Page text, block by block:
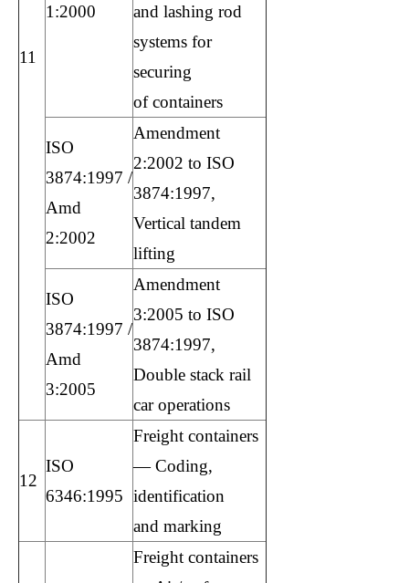
11
1:2000
and lashing rod
systems for
securing
of containers
ISO
3874:1997 /
Amd
2:2002
Amendment
2:2002 to ISO
3874:1997,
Vertical tandem
lifting
ISO
3874:1997 /
Amd
3:2005
Amendment
3:2005 to ISO
3874:1997,
Double stack rail
car operations
12
ISO
6346:1995
Freight containers
— Coding,
identification
and marking
Freight containers